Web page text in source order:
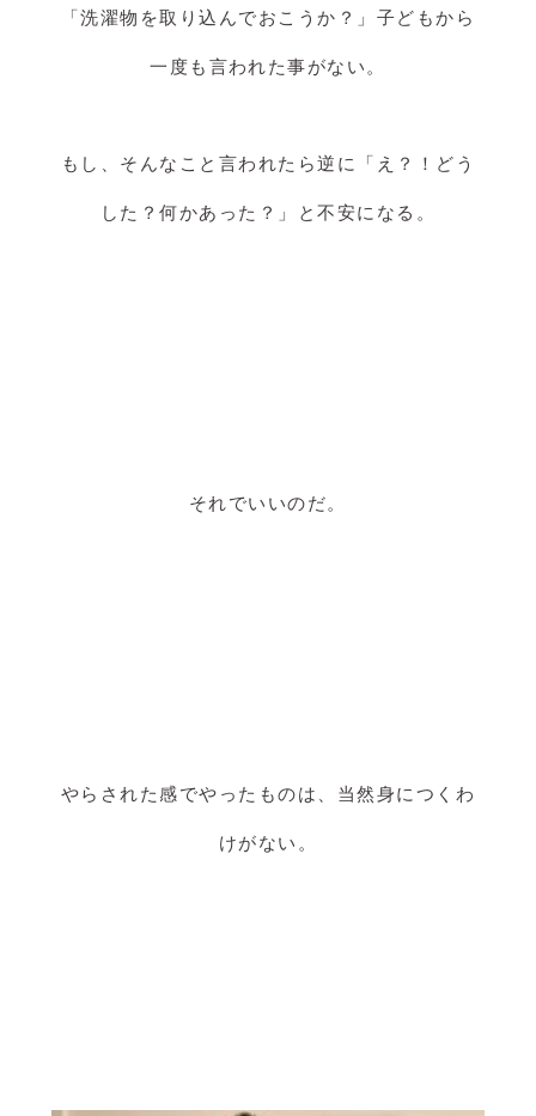
「洗濯物を取り込んでおこうか？」子どもから
一度も言われた事がない。
もし、そんなこと言われたら逆に「え？！どう
した？何かあった？」と不安になる。
それでいいのだ。
やらされた感でやったものは、当然身につくわ
けがない。